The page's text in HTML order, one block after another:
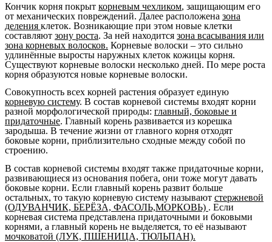
Кончик корня покрыт корневым чехликом, защищающим его
от механических повреждений. Далее расположена зона
деления клеток. Возникающие при этом новые клетки
составляют зону роста. За ней находится зона всасывания или
зона корневых волосков. Корневые волоски – это сильно
удлинённые выросты наружных клеток кожицы корня.
Существуют корневые волоски несколько дней. По мере роста
корня образуются новые корневые волоски.
Совокупность всех корней растения образует единую
корневую систему. В состав корневой системы входят корни
разной морфологической природы: главный, боковые и
придаточные. Главный корень развивается из корешка
зародыша. В течение жизни от главного корня отходят
боковые корни, приблизительно сходные между собой по
строению.
В состав корневой системы входят также придаточные корни,
развивающиеся из основания побега, они тоже могут давать
боковые корни. Если главный корень развит больше
остальных, то такую корневую систему называют стержневой
(ОДУВАНЧИК, БЕРЁЗА, ФАСОЛЬ,МОРКОВЬ) . Если
корневая система представлена придаточными и боковыми
корнями, а главный корень не выделяется, то её называют
мочковатой (ЛУК, ПШЕНИЦА, ТЮЛЬПАН).